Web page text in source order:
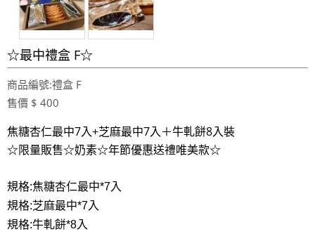
☆最中禮盒 F☆
商品編號:禮盒 F
售價 $ 400
焦糖杏仁最中7入+芝麻最中7入＋牛軋餅8入裝
☆限量販售☆奶素☆年節優惠送禮唯美款☆
規格:焦糖杏仁最中*7入
規格:芝麻最中*7入
規格:牛軋餅*8入